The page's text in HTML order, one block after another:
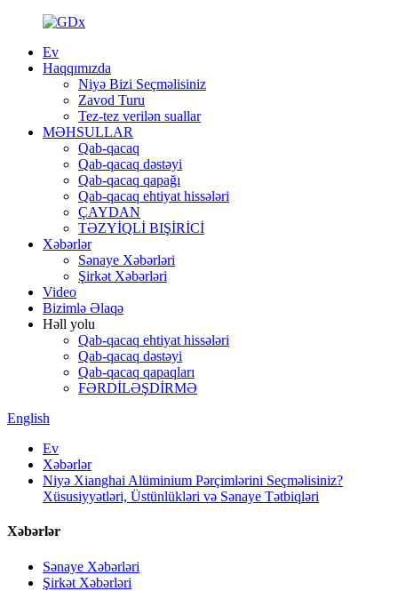
Ev
Haqqımızda
Niyə Bizi Seçməlisiniz
Zavod Turu
Tez-tez verilən suallar
MƏHSULLAR
Qab-qacaq
Qab-qacaq dəstəyi
Qab-qacaq qapağı
Qab-qacaq ehtiyat hissələri
ÇAYDAN
TƏZYİQLİ BIŞİRİCİ
Xəbərlər
Sənaye Xəbərləri
Şirkət Xəbərləri
Video
Bizimlə Əlaqə
Həll yolu
Qab-qacaq ehtiyat hissələri
Qab-qacaq dəstəyi
Qab-qacaq qapaqları
FƏRDİLƏŞDİRMƏ
English
Ev
Xəbərlər
Niyə Xianghai Alüminium Pərçimlərini Seçməlisiniz?
Xüsusiyyətləri, Üstünlükləri və Sənaye Tətbiqləri
Xəbərlər
Sənaye Xəbərləri
Şirkət Xəbərləri